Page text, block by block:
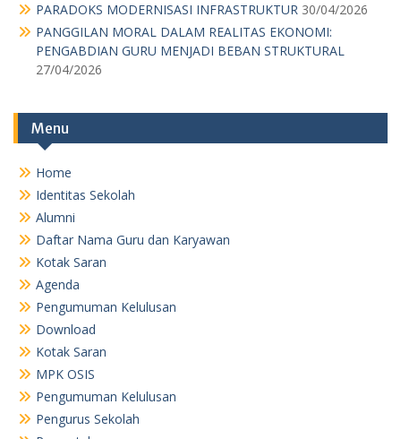
PARADOKS MODERNISASI INFRASTRUKTUR 30/04/2026
PANGGILAN MORAL DALAM REALITAS EKONOMI:
PENGABDIAN GURU MENJADI BEBAN STRUKTURAL
27/04/2026
Menu
Home
Identitas Sekolah
Alumni
Daftar Nama Guru dan Karyawan
Kotak Saran
Agenda
Pengumuman Kelulusan
Download
Kotak Saran
MPK OSIS
Pengumuman Kelulusan
Pengurus Sekolah